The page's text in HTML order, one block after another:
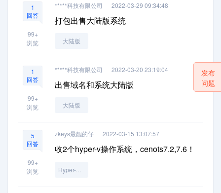
1
回答
99+
浏览
*****科技有限公司 2022-03-29 09:34:48
打包出售大陆版系统
大陆版
1
回答
99+
浏览
*****科技有限公司 2022-03-20 23:19:04
出售域名和系统大陆版
大陆版
5
回答
99+
浏览
zkeys最靓的仔 2022-03-15 13:07:57
收2个hyper-v操作系统，cenots7.2,7.6！
Hyper-V受控端
发布
问题